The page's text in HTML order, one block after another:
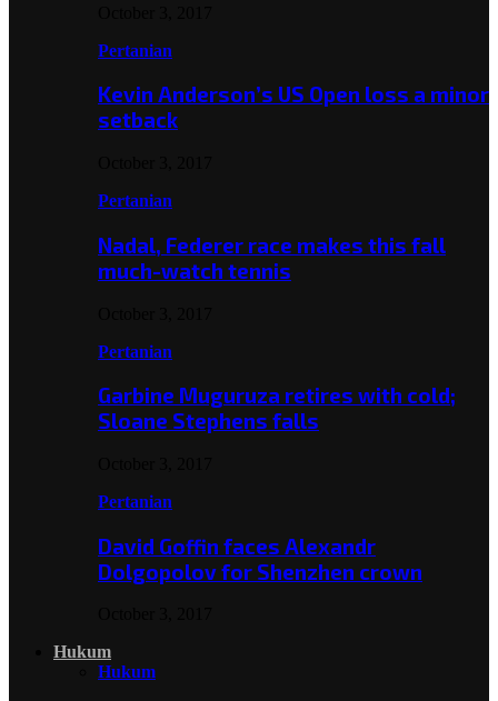
Pertanian
Kevin Anderson’s US Open loss a minor
setback
Pertanian
Nadal, Federer race makes this fall
much-watch tennis
Pertanian
Garbine Muguruza retires with cold;
Sloane Stephens falls
Pertanian
David Goffin faces Alexandr
Dolgopolov for Shenzhen crown
Hukum
Hukum